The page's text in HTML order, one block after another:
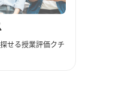
せる授業評価クチ